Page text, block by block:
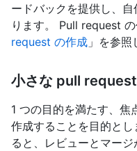
ードバックを提供し、
ります。 Pull request
request の作成 」を参照
小さな pull request
1 つの目的を満たす、
作成することを目的と
ると、レビューとマー